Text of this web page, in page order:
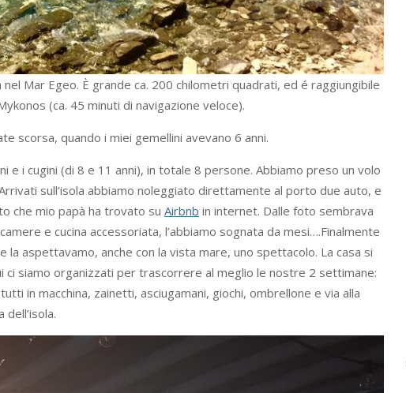
nel Mar Egeo. È grande ca. 200 chilometri quadrati, ed é raggiungibile
(ca. 45 minuti di navigazione veloce).
scorsa, quando i miei gemellini avevano 6 anni.
e i cugini (di 8 e 11 anni), in totale 8 persone. Abbiamo preso un volo
sull’isola abbiamo noleggiato direttamente al porto due auto, e
che mio papà ha trovato suAirbnb in internet. Dalle foto sembrava
e cucina accessoriata, l’abbiamo sognata da mesi….Finalmente
aspettavamo, anche con la vista mare, uno spettacolo. La casa si
ci siamo organizzati per trascorrere al meglio le nostre 2 settimane:
in macchina, zainetti, asciugamani, giochi, ombrellone e via alla
dell’isola.